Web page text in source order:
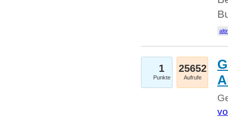
1
Punkte
25652
Aufrufe